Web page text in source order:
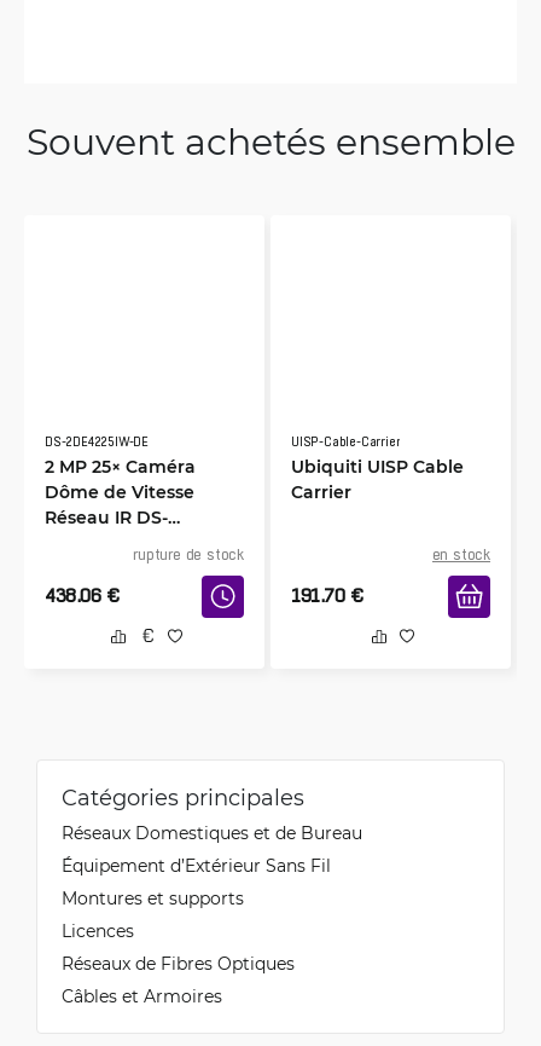
Souvent achetés ensemble
DS-2DE4225IW-DE
2 MP 25× Caméra
Dôme de Vitesse
Réseau IR DS-
rupture de stock
438.06 €
UISP-Cable-Carrier
Ubiquiti UISP Cable
Carrier
en stock
191.70 €
Catégories principales
Réseaux Domestiques et de Bureau
Équipement d’Extérieur Sans Fil
Montures et supports
Licences
Réseaux de Fibres Optiques
Câbles et Armoires